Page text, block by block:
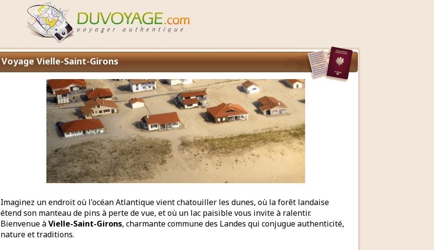
Voyage Vielle-Saint-Girons
Imaginez un endroit où l'océan Atlantique vient chatouiller les dunes, où la forêt landaise
étend son manteau de pins à perte de vue, et où un lac paisible vous invite à ralentir.
Bienvenue àVielle-Saint-Girons, charmante commune des Landes qui conjugue authenticité,
nature et traditions.